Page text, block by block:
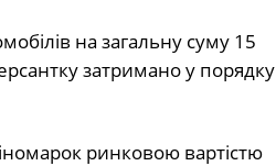
на загальну суму 15
затримано у порядку
ринковою вартістю